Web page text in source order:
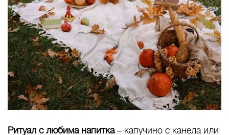
Ритуал с любима напитка– капучино с канела или